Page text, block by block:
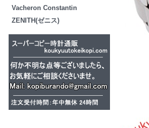
Vacheron Constantin
ZENITH(ゼニス)